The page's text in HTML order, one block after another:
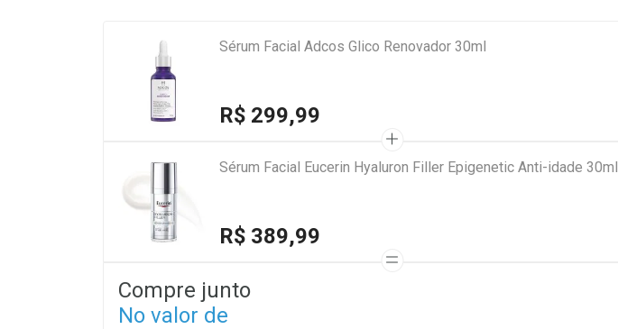
Sérum Facial Adcos Glico Renovador 30ml
R$ 299,99
Sérum Facial Eucerin Hyaluron Filler Epigenetic Anti-idade 30ml
R$ 389,99
Compre junto
No valor de